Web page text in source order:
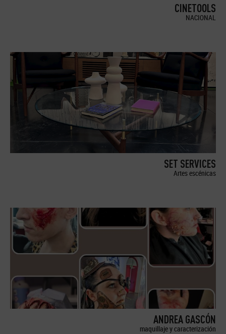
CINETOOLS
NACIONAL
SET SERVICES
Artes escénicas
ANDREA GASCÓN
maquillaje y caracterización